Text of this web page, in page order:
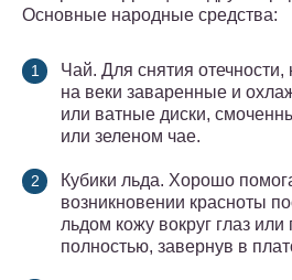
Основные народные средства:
Чай. Для снятия
на веки заваренные и
или ватные диски,
или зеленом чае.
Кубики льда. Хорошо
возникновении красноты
льдом кожу вокруг глаз
полностью, завернув в